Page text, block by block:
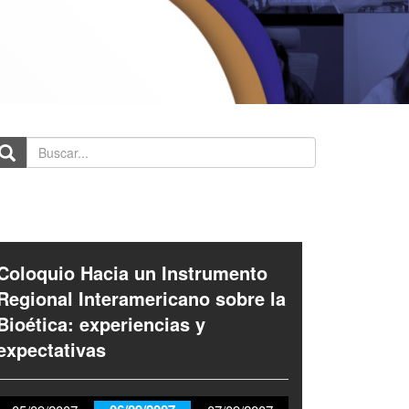
Hacia un Instrumento
Interamericano sobre la
experiencias y